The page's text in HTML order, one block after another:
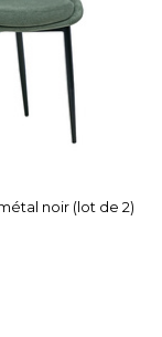
noir (lot de 2)